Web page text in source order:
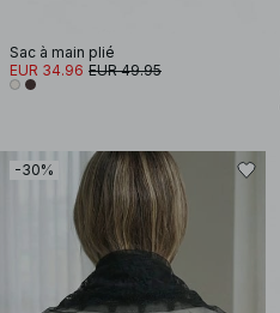
Sac à main plié
EUR 34.96 EUR 49.95
-30%